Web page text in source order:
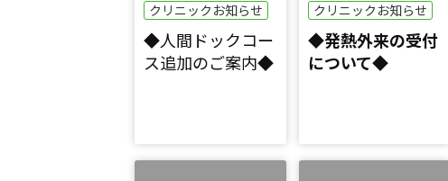
クリニックお知らせ
◆人間ドックコー
ス追加のご案内◆
クリニックお知らせ
◆発熱外来の受付
について◆